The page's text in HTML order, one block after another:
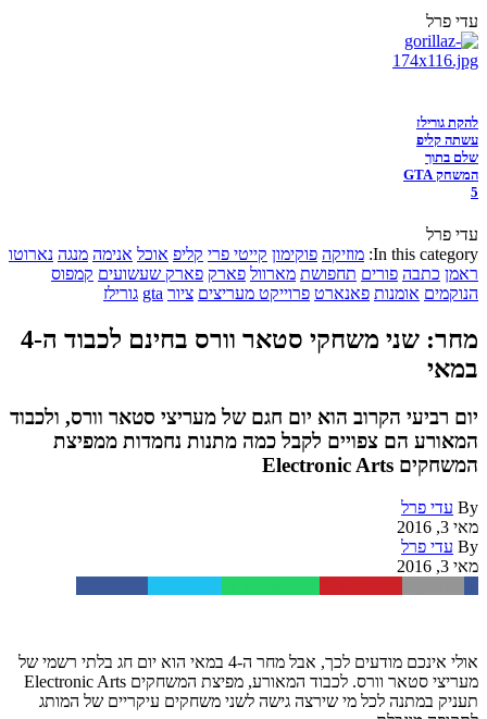
עדי פרל
להקת גורילז
עשתה קליפ
שלם בתוך
המשחק GTA
5
עדי פרל
In this category: מוזיקה פוקימון קייטי פרי קליפ אוכל אנימה מנגה נארוטו
ראמן כתבה פורים תחפושת מארוול פארק פארק שעשועים קמפוס
הנוקמים אומנות פאנארט פרוייקט מעריצים ציור gta גורילז
מחר: שני משחקי סטאר וורס בחינם לכבוד ה-4
במאי
יום רביעי הקרוב הוא יום חגם של מעריצי סטאר וורס, ולכבוד
המאורע הם צפויים לקבל כמה מתנות נחמדות ממפיצת
המשחקים Electronic Arts
By עדי פרל
מאי 3, 2016
By עדי פרל
מאי 3, 2016
אולי אינכם מודעים לכך, אבל מחר ה-4 במאי הוא יום חג בלתי רשמי של
מעריצי סטאר וורס. לכבוד המאורע, מפיצת המשחקים Electronic Arts
תעניק במתנה לכל מי שירצה גישה לשני משחקים עיקריים של המותג